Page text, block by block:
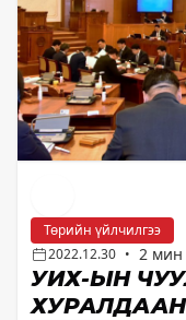
Төрийн үйлчилгээ
2022.12.30 • 2
УИХ-ЫН